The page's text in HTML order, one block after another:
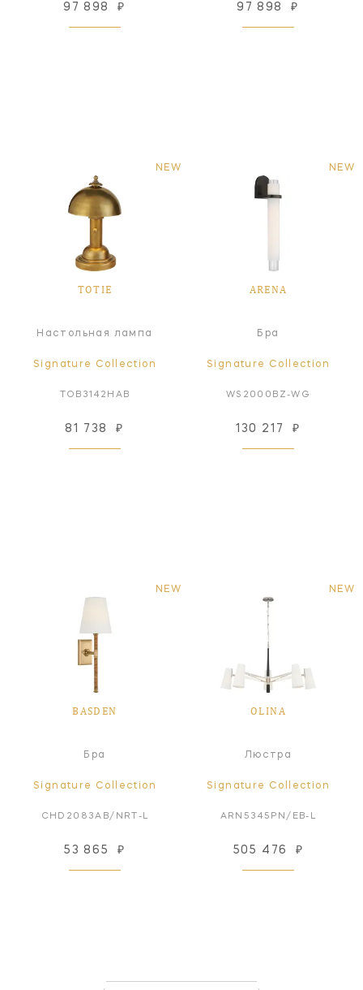
97 898 ₽ 97 898 ₽
NEW
TOTIE
Настольная лампа
Signature Collection
TOB3142HAB
81 738 ₽
NEW
ARENA
Бра
Signature Collection
WS2000BZ-WG
130 217 ₽
NEW
BASDEN
Бра
Signature Collection
CHD2083AB/NRT-L
53 865 ₽
NEW
OLINA
Люстра
Signature Collection
ARN5345PN/EB-L
505 476 ₽